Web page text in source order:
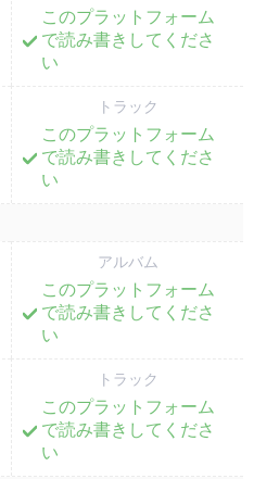
;
このプラットフォーム
で読み書きしてくださ
い
トラック
;
このプラットフォーム
で読み書きしてくださ
い
アルバム
;
このプラットフォーム
で読み書きしてくださ
い
トラック
;
このプラットフォーム
で読み書きしてくださ
い